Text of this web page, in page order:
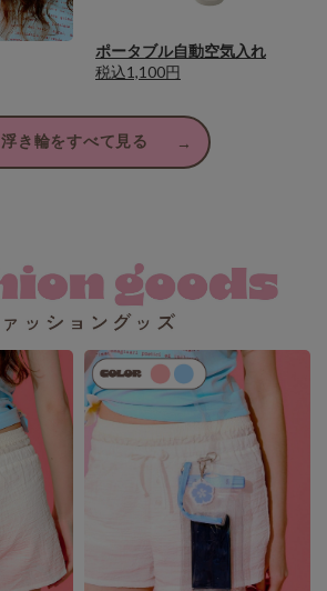
ポータブル自動空気入れ
税込1,100円
浮き輪をすべて見る